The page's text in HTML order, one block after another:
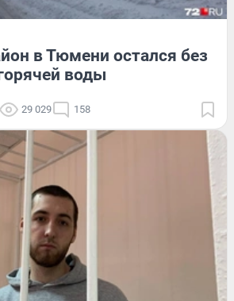
в Тюмени остался без
воды
29 029 158